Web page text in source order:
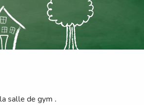
salle de gym .